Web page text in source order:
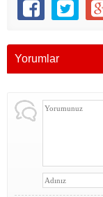
Yorumlar